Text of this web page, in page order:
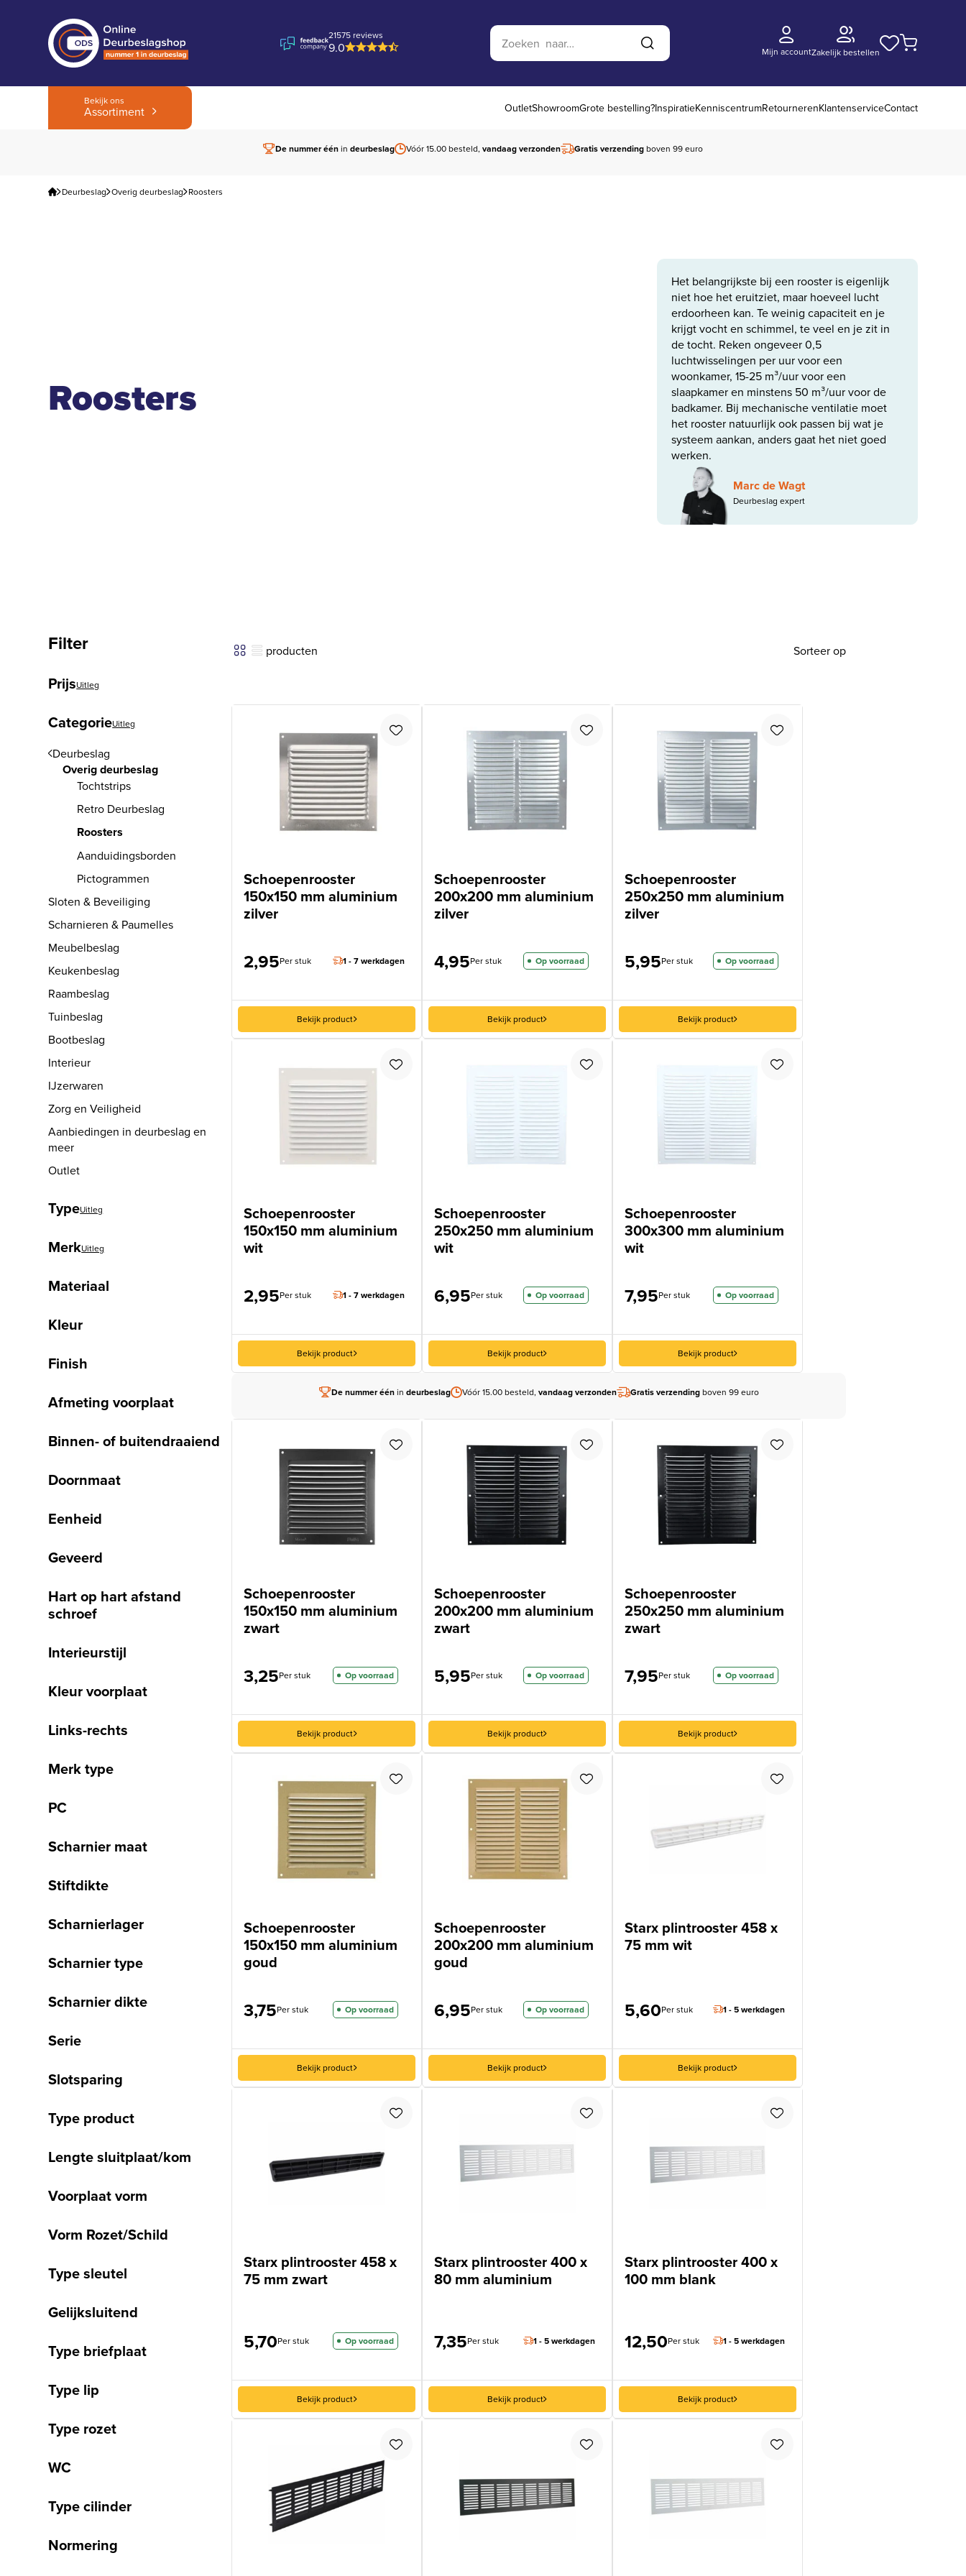
21575 reviews
9.0
Zoek op website
Zoeken
Mijn accountZakelijk bestellen
Bekijk ons
Assortiment OutletShowroomGrote bestelling?InspiratieKenniscentrumRetournerenKlantenserviceContact
De nummer éénin deurbeslag Vóór 15.00 besteld, vandaag verzonden Gratis verzendingboven 99 euro
Deurbeslag Overig deurbeslag Roosters
Roosters
Het belangrijkste bij een rooster is eigenlijk
niet hoe het eruitziet, maar hoeveel lucht
erdoorheen kan. Te weinig capaciteit en je
krijgt vocht en schimmel, te veel en je zit in
de tocht. Reken ongeveer 0,5
luchtwisselingen per uur voor een
woonkamer, 15-25 m³/uur voor een
slaapkamer en minstens 50 m³/uur voor de
badkamer. Bij mechanische ventilatie moet
het rooster natuurlijk ook passen bij wat je
systeem aankan, anders gaat het niet goed
werken.
Marc de Wagt
Deurbeslag expert
Filter
PrijsUitleg
CategorieUitleg
Deurbeslag
Overig deurbeslag
Tochtstrips
Retro Deurbeslag
Roosters
Aanduidingsborden
Pictogrammen
Sloten & Beveiliging
Scharnieren & Paumelles
Meubelbeslag
Keukenbeslag
Raambeslag
Tuinbeslag
Bootbeslag
Interieur
IJzerwaren
Zorg en Veiligheid
Aanbiedingen in deurbeslag en
meer
Outlet
TypeUitleg
MerkUitleg
Materiaal
Kleur
Finish
Afmeting voorplaat
Binnen- of buitendraaiend
Doornmaat
Eenheid
Geveerd
Hart op hart afstand
schroef
Interieurstijl
Kleur voorplaat
Links-rechts
Merk type
PC
Scharnier maat
Stiftdikte
Scharnierlager
Scharnier type
Scharnier dikte
Serie
Slotsparing
Type product
Lengte sluitplaat/kom
Voorplaat vorm
Vorm Rozet/Schild
Type sleutel
Gelijksluitend
Type briefplaat
Type lip
Type rozet
WC
Type cilinder
Normering
producten Sorteer op
Schoepenrooster
150x150 mm aluminium
zilver
2,95Per stuk 1 - 7 werkdagen
Bekijk product
Schoepenrooster
200x200 mm aluminium
zilver
4,95Per stuk Op voorraad
Bekijk product
Schoepenrooster
250x250 mm aluminium
zilver
5,95Per stuk Op voorraad
Bekijk product
Schoepenrooster
150x150 mm aluminium
wit
2,95Per stuk 1 - 7 werkdagen
Bekijk product
Schoepenrooster
250x250 mm aluminium
wit
6,95Per stuk Op voorraad
Bekijk product
Schoepenrooster
300x300 mm aluminium
wit
7,95Per stuk Op voorraad
Bekijk product
De nummer éénin deurbeslag Vóór 15.00 besteld, vandaag verzonden Gratis verzendingboven 99 euro
Schoepenrooster
150x150 mm aluminium
zwart
3,25Per stuk Op voorraad
Bekijk product
Schoepenrooster
200x200 mm aluminium
zwart
5,95Per stuk Op voorraad
Bekijk product
Schoepenrooster
250x250 mm aluminium
zwart
7,95Per stuk Op voorraad
Bekijk product
Schoepenrooster
150x150 mm aluminium
goud
3,75Per stuk Op voorraad
Bekijk product
Schoepenrooster
200x200 mm aluminium
goud
6,95Per stuk Op voorraad
Bekijk product
Starx plintrooster 458 x
75 mm wit
5,60Per stuk 1 - 5 werkdagen
Bekijk product
Starx plintrooster 458 x
75 mm zwart
5,70Per stuk Op voorraad
Bekijk product
Starx plintrooster 400 x
80 mm aluminium
7,35Per stuk 1 - 5 werkdagen
Bekijk product
Starx plintrooster 400 x
100 mm blank
12,50Per stuk 1 - 5 werkdagen
Bekijk product